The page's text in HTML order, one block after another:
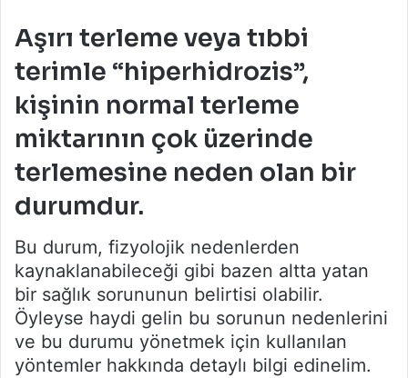
Aşırı terleme veya tıbbi
terimle “hiperhidrozis”,
kişinin normal terleme
miktarının çok üzerinde
terlemesine neden olan bir
durumdur.
Bu durum, fizyolojik nedenlerden
kaynaklanabileceği gibi bazen altta yatan
bir sağlık sorununun belirtisi olabilir.
Öyleyse haydi gelin bu sorunun nedenlerini
ve bu durumu yönetmek için kullanılan
yöntemler hakkında detaylı bilgi edinelim.